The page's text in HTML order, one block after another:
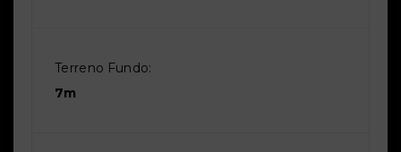
Terreno Fundo:
7m